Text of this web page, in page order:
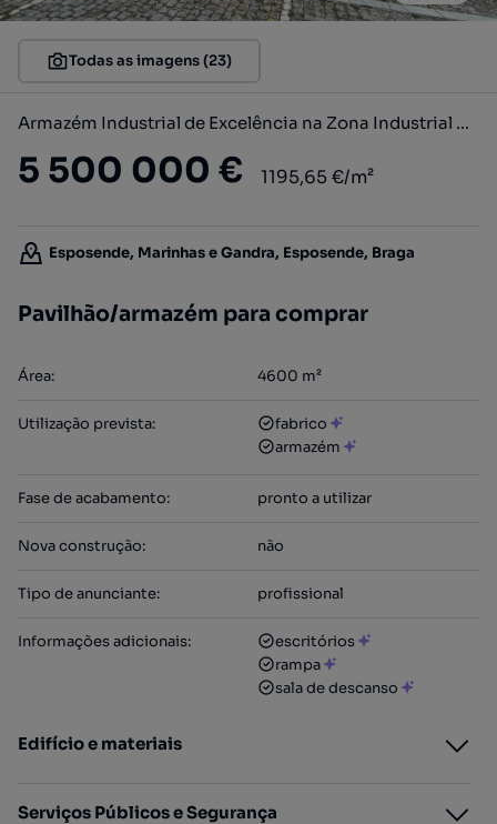
Todas as imagens (23)
Armazém Industrial de Excelência na Zona Industrial de Esposende
5 500 000 € 1195,65 €/m²
Esposende, Marinhas e Gandra, Esposende, Braga
Pavilhão/armazém para comprar
Área: 4600 m²
Utilização prevista:
fabrico
armazém
Fase de acabamento: pronto a utilizar
Nova construção: não
Tipo de anunciante: profissional
Informações adicionais:
escritórios
rampa
sala de descanso
Edifício e materiais
Serviços Públicos e Segurança